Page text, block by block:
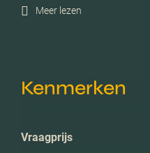
Meer lezen
Kenmerken
Vraagprijs